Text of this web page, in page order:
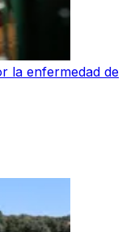
la enfermedad de